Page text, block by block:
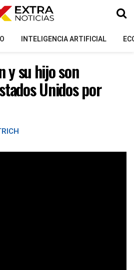
INTELIGENCIA ARTIFICIAL
y su hijo son
Unidos por